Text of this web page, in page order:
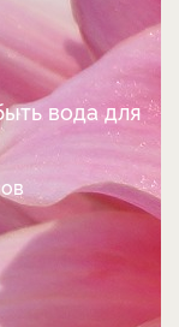
вода для